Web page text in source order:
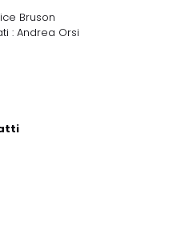
Bruson
: Andrea Orsi